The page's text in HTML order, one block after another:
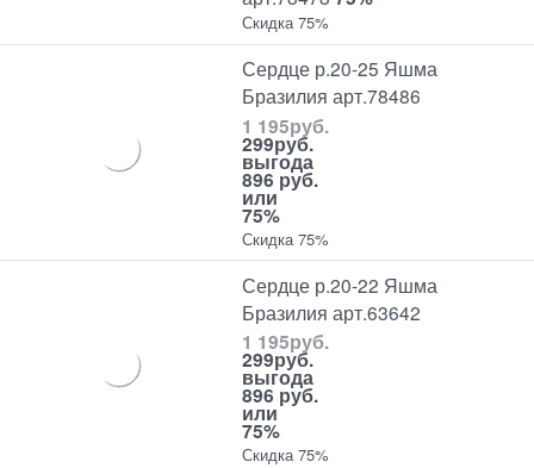
Скидка 75%
Сердце р.20-25 Яшма
Бразилия арт.78486
1 195руб.
299руб.
выгода
896 руб.
или
75%
Скидка 75%
Сердце р.20-22 Яшма
Бразилия арт.63642
1 195руб.
299руб.
выгода
896 руб.
или
75%
Скидка 75%